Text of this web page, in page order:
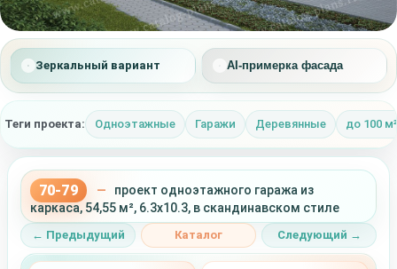
Зеркальный вариант AI-примерка фасада
Теги проекта: Одноэтажные Гаражи Деревянные до 100 м²
70-79 —
проект одноэтажного гаража из
каркаса, 54,55 м², 6.3x10.3, в скандинавском стиле
← Предыдущий Каталог Следующий →